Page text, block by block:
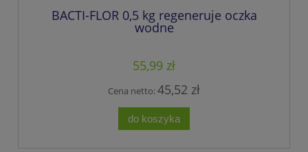
BACTI-FLOR 0,5 kg regeneruje oczka
wodne
55,99 zł
Cena netto:45,52 zł
do koszyka